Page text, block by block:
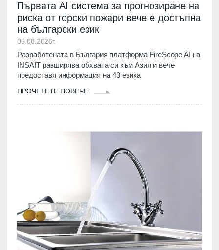
Първата AI система за прогнозиране на
риска от горски пожари вече е достъпна
на български език
05.08.2026г.
Разработената в България платформа FireScope AI на
INSAIT разширява обхвата си към Азия и вече
предоставя информация на 43 езика
ПРОЧЕТЕТЕ ПОВЕЧЕ